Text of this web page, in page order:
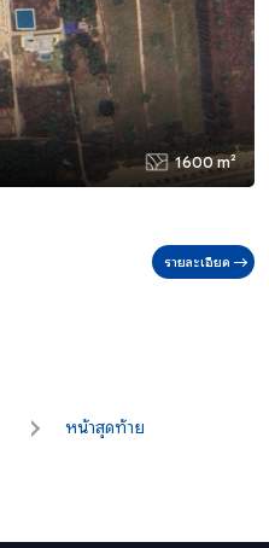
1600 m²
รายละเอียด
หน้าสุดท้าย